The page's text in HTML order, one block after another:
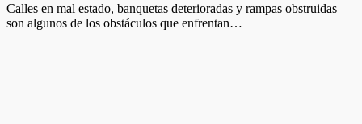
Calles en mal estado, banquetas deterioradas y rampas obstruidas
son algunos de los obstáculos que enfrentan…